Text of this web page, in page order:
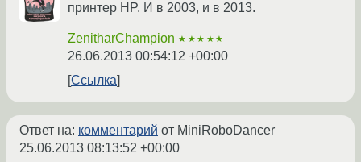
принтер HP. И в 2003, и в 2013.
ZenitharChampion ★★★★★
26.06.2013 00:54:12 +00:00
Ссылка
Ответ на: комментарий от MiniRoboDancer
25.06.2013 08:13:52 +00:00